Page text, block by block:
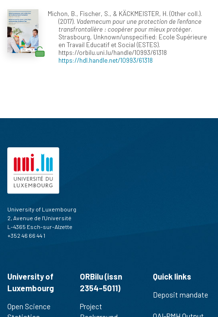
Michon, B., Fischer, S., & KÄCKMEISTER, H. (Other coll.).
(2017). Vademecum pour une protection de l'enfance
transfrontalière : coopérer pour mieux protéger.
Strasbourg, Unknown/unspecified: Ecole Supérieure
en Travail Educatif et Social (ESTES).
https://orbilu.uni.lu/handle/10993/61318
https://hdl.handle.net/10993/61318
University of Luxembourg
2, Avenue de l'Université
L-4365 Esch-sur-Alzette
+352 46 66 44 1
University of
Luxembourg
Open Science
ORBilu (issn
2354-5011)
Project
Quick links
Deposit mandate